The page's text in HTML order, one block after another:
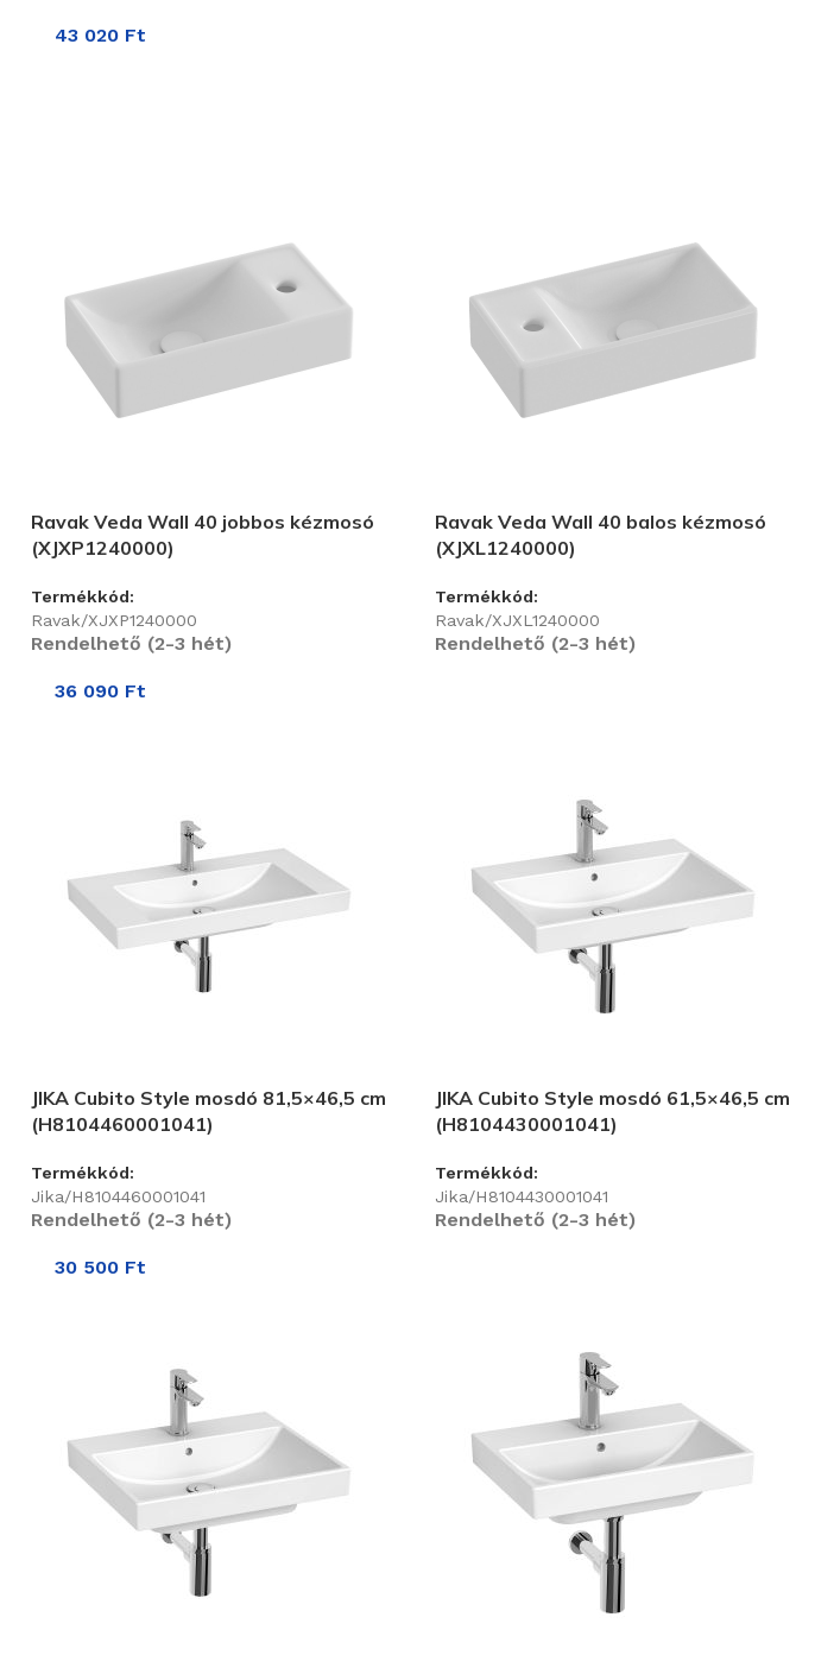
43 020 Ft
Ravak Veda Wall 40 jobbos kézmosó
(XJXP1240000)
Termékkód:
Ravak/XJXP1240000
Rendelhető (2-3 hét)
Ravak Veda Wall 40 balos kézmosó
(XJXL1240000)
Termékkód:
Ravak/XJXL1240000
Rendelhető (2-3 hét)
36 090 Ft
JIKA Cubito Style mosdó 81,5×46,5 cm
(H8104460001041)
Termékkód:
Jika/H8104460001041
Rendelhető (2-3 hét)
JIKA Cubito Style mosdó 61,5×46,5 cm
(H8104430001041)
Termékkód:
Jika/H8104430001041
Rendelhető (2-3 hét)
30 500 Ft